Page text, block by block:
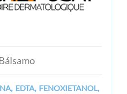
EDTA, FENOXIETANOL,